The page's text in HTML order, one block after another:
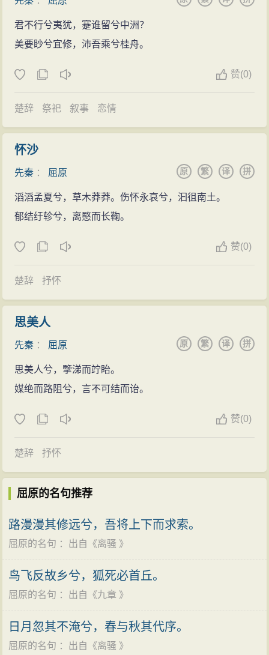
运用“香草美人”的比兴手法，把抽象的品德、意识和复杂
的现实关系生动形象地表现出来。
在语言形式上，屈原的作品形式上参差错落、灵活
其方言土语大都经过提炼，辞藻华美，传神状貌，极富
于表现力。 屈原作品突破了《诗经》以四字句为主的格
局，每句五、六、七、八、九字不等，也有三字、十字
句的，句法参差错落，灵活多变；句中句尾多用“兮”字，
式都有巨大的创造性。
屈原作品，在楚人建立汉王朝定都关中后，便产生
渐楚化。新兴的五、七言诗都和楚骚有关。汉代的赋作
家无不受“楚辞”影响，汉以后“绍骚”之作，历代都有，作
者往往用屈原的诗句抒发自己胸中的块垒，甚至用屈原
的遭遇自喻，这是屈原文学的直接发展。此外，以屈原
辞，卓绝一世”，“其影响于后来之文章， 乃甚或在《三百
著名诗人郭沫若曾为其编剧《雷电颂》，以纪念其事
迹。
作品风格
现是他将对理想的热烈追求融入了艺术的想象和神奇的
意境之中。如《离骚》写他向重华陈辞之后御风而行，
他先叩天宫，帝阍闭门不纳；他又下求佚女，佚女恰巧
不在那里；他去向宓妃求爱，宓妃却对他无礼；他欲求
入地的幻想与追求反映了屈原在现实中对理想的苦苦探
求。此外如《九歌》、《天问》等还采用大量神话和历
时代》中有《左徒·征尹·行人·辞赋》一文。在该文中，他
从出土的文物及相关资料进行考证，认为“徒”、“尹”二字
飞龙兮北征”，又引《尔雅·释者》：“征，行也。”说“征尹”
5、汤炳正说：左徒是左登徒。汤炳正在《屈赋新探·
左徒与登徒》一文中认为，曾侯乙墓出土的竹简上记载
的官职有“左登徒”、“右登徒”字是古代典籍中“升”字的通假
字，“升”字古音跟“登”字完全相同，并且互相通假，因
此，“左徒”是“左登徒”的省称，在楚国朝廷上属于大夫级
徒”虽兼管内政、外交，但从《屈原列传》，尤其是《春
证实。
6、聂石樵说：左徒是仅次于宰相的官。聂石樵《屈
原论稿》说：“令尹就是宰相，可见左徒是仅次于宰相的
官。”詹安泰在《屈原》一书中认为：“我们根据后来春申
君、黄歇以左徒为令尹，就可以看出，左徒在当时是一
做令尹。”
舆，与下文“恐皇舆之败绩”相合。进而考证了“左徒”的职
掌，认为“左徒”是相当于后世“太仆”一类的官职。姚小鸥
所说的“太仆”，据《周礼·太仆》载：“太仆，掌王正之服
“《周礼》中‘太仆’一职为下大夫，其爵位并不高，但职掌
甚为重要。”并认为“左徒之职约与《周礼》中的‘太仆’相
8、王一军说：左徒即楚怀王左司徒。王一军在《屈
君不行兮夷犹，蹇谁留兮中洲？
美要眇兮宜修，沛吾乘兮桂舟。
赞(0)
楚辞 祭祀 叙事 恋情
怀沙
先秦 ： 屈原 拼
译
繁
原
滔滔孟夏兮，草木莽莽。伤怀永哀兮，汩徂南土。
郁结纡轸兮，离愍而长鞠。
赞(0)
楚辞 抒怀
思美人
先秦 ： 屈原 拼
译
繁
原
思美人兮，擥涕而竚眙。
媒绝而路阻兮，言不可结而诒。
赞(0)
楚辞 抒怀
屈原的名句推荐
路漫漫其修远兮，吾将上下而求索。
屈原的名句 ：出自《离骚 》
鸟飞反故乡兮，狐死必首丘。
屈原的名句 ：出自《九章 》
日月忽其不淹兮，春与秋其代序。
屈原的名句 ：出自《离骚 》